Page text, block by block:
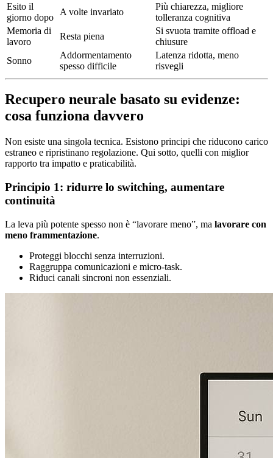
Esito il
giorno dopo
A volte invariato
Più chiarezza, migliore
tolleranza cognitiva
Memoria di
lavoro
Resta piena
Si svuota tramite offload e
chiusure
Sonno
Addormentamento
spesso difficile
Latenza ridotta, meno
risvegli
Recupero neurale basato su evidenze:
cosa funziona davvero
Non esiste una singola tecnica. Esistono principi che riducono carico
estraneo e ripristinano regolazione. Qui sotto, quelli con miglior
rapporto tra impatto e praticabilità.
Principio 1: ridurre lo switching, aumentare
continuità
La leva più potente spesso non è “lavorare meno”, ma lavorare con
meno frammentazione.
Proteggi blocchi senza interruzioni.
Raggruppa comunicazioni e micro-task.
Riduci canali sincroni non essenziali.